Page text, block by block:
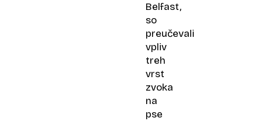
Belfast,
so
preučevali
vpliv
treh
vrst
zvoka
na
pse